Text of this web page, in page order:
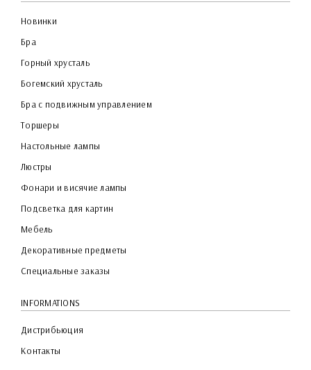
Новинки
Бра
Горный хрусталь
Богемский хрусталь
Бра с подвижным управлением
Торшеры
Настольные лампы
Люстры
Фонари и висячие лампы
Подсветка для картин
Мебель
Декоративные предметы
Специальные заказы
INFORMATIONS
Дистрибьюция
Контакты